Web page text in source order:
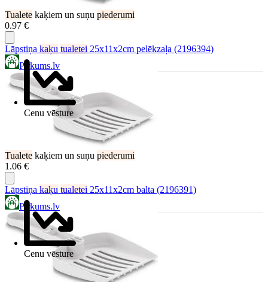
Tualete kaķiem un suņu piederumi
0.97 €
Cenu vēsture
Lāpstiņa kaķu tualetei 25x11x2cm pelēkzaļa (2196394)
Pirkums.lv
Tualete kaķiem un suņu piederumi
1.06 €
Cenu vēsture
Lāpstiņa kaķu tualetei 25x11x2cm balta (2196391)
Pirkums.lv